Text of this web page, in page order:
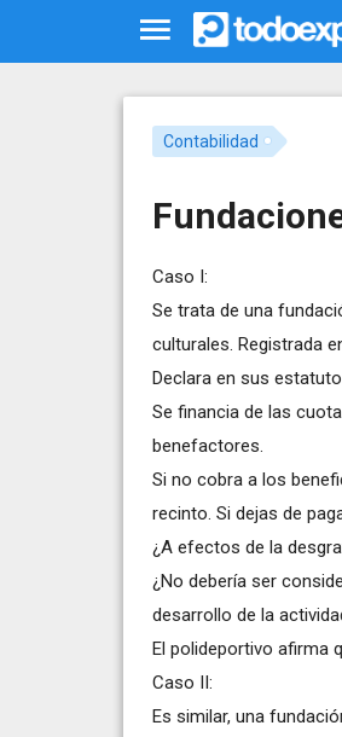
Contabilidad
Caso I:
Se trata de una
culturales. Registrada
Declara en sus
Se financia de las
benefactores.
Si no cobra a los
recinto. Si dejas de
¿A efectos de la
¿No debería ser
desarrollo de la
El polideportivo afirma
Caso II:
Es similar, una